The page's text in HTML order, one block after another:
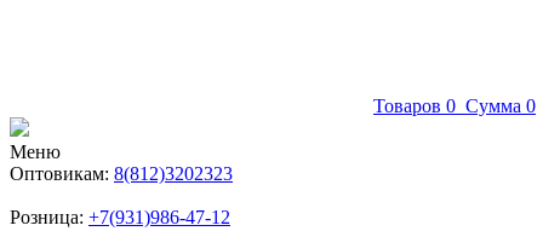
Товаров 0 Сумма 0
Меню
Оптовикам: 8(812)3202323
Розница: +7(931)986-47-12